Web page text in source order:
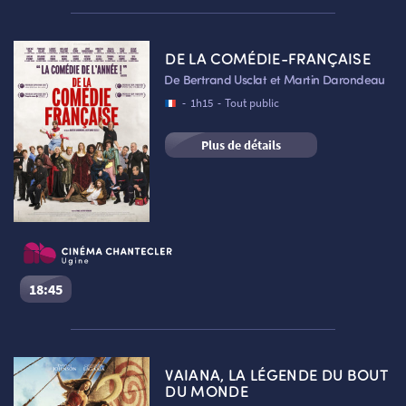
FILMS
RÉTRO VISION
ATELIERS PRATIQUES
VISITE DE CABINE
LES DISPOSITIFS NATIONAUX
HISTORIQUE
ADHÉRER
NOS SALLES
LE REX
Séance du06/08/2026 18:45 VF
Cinéma Le Chantecler – Ugine :Salle 2
Réserver une place
DE LA COMÉDIE-FRANÇAISE
De Bertrand Usclat et Martin Darondeau
- 1h15 - Tout public
Plus de détails
18:45
Séance du06/08/2026à 18:45 VF
Cinéma Le Chantecler – Ugine :Salle n°1
VAIANA, LA LÉGENDE DU BOUT
DU MONDE